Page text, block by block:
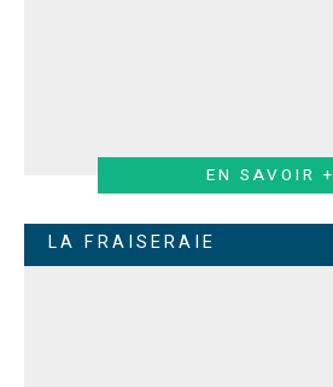
EN SAVOIR +
LA FRAISERAIE